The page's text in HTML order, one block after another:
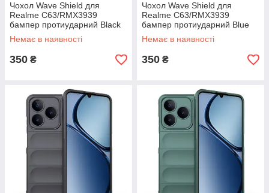
Чохол Wave Shield для
Realme C63/RMX3939
бампер протиударний Black
Немає в наявності
350 ₴
Чохол Wave Shield для
Realme C63/RMX3939
бампер протиударний Blue
Немає в наявності
350 ₴